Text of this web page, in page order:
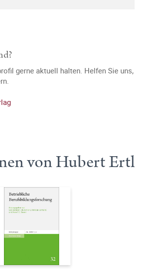
gerne aktuell halten. Helfen Sie uns,
von Hubert Ertl